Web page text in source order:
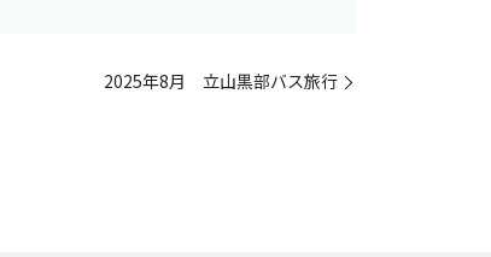
2025年8月 立山黒部バス旅行